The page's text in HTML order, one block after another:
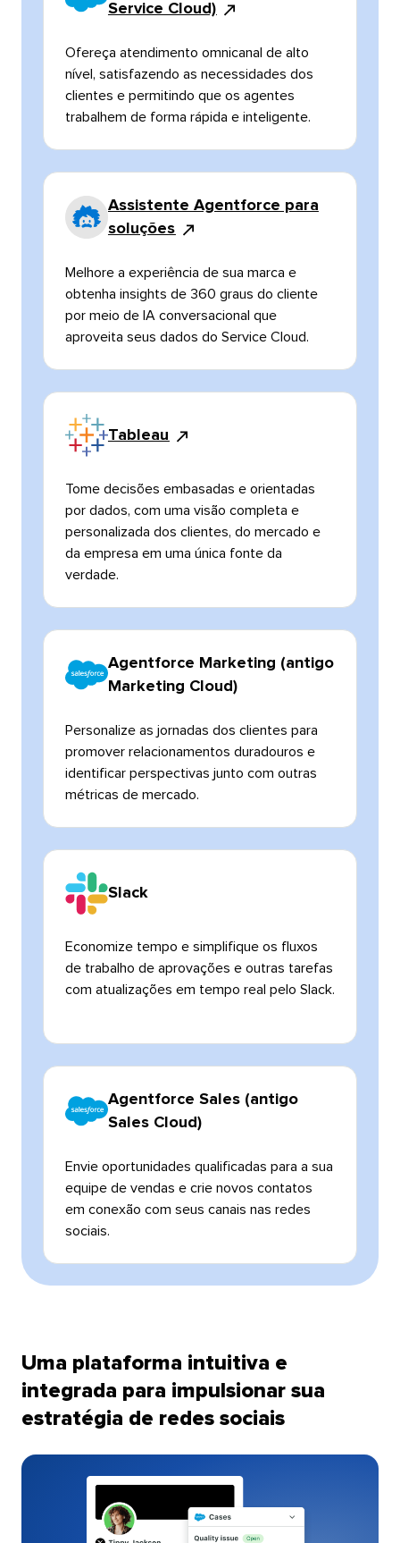
Service Cloud)​​
Ofereça atendimento omnicanal de alto
nível, satisfazendo as necessidades dos
clientes e permitindo que os agentes
trabalhem de forma rápida e inteligente.​​
Assistente Agentforce para
soluções​​
Melhore a experiência de sua marca e
obtenha insights de 360 graus do cliente
por meio de IA conversacional que
aproveita seus dados do Service Cloud.​​
Tableau​​
Tome decisões embasadas e orientadas
por dados, com uma visão completa e
personalizada dos clientes, do mercado e
da empresa em uma única fonte da
verdade.​​
Agentforce Marketing (antigo
Marketing Cloud)​​
Personalize as jornadas dos clientes para
promover relacionamentos duradouros e
identificar perspectivas junto com outras
métricas de mercado.​​
Slack​​
Economize tempo e simplifique os fluxos
de trabalho de aprovações e outras tarefas
com atualizações em tempo real pelo Slack.​​
Agentforce Sales (antigo
Sales Cloud)​​
Envie oportunidades qualificadas para a sua
equipe de vendas e crie novos contatos
em conexão com seus canais nas redes
sociais.​​
Uma plataforma intuitiva e
integrada para impulsionar sua
estratégia de redes sociais​​